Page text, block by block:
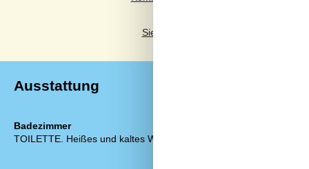
Siehe stattdessen 1 externe
Ausstattung
Badezimmer
TOILETTE. Heißes und kaltes Wasser